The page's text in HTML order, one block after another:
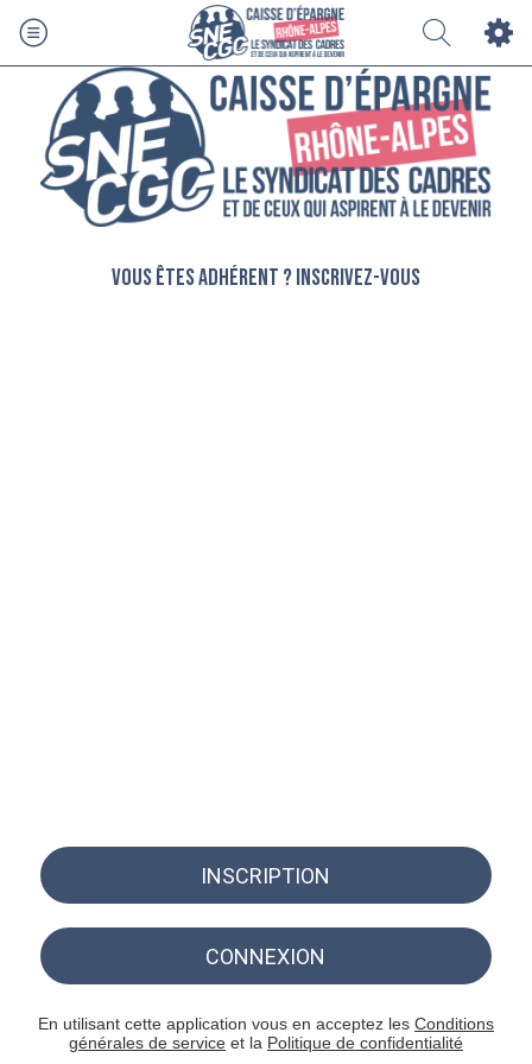
Vous êtes adhérent ? Inscrivez-vous
INSCRIPTION
CONNEXION
En utilisant cette application vous en acceptez les Conditions
générales de service et la Politique de confidentialité